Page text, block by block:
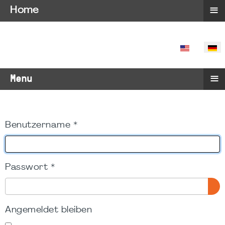
SPRACHE
Menu ≡
Benutzername *
Passwort *
Angemeldet bleiben
Home ≡